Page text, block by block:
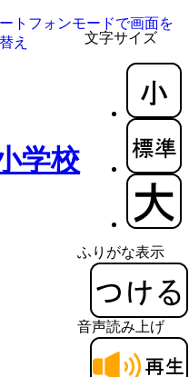
文字サイズ
ふりがな表示
音声読み上げ
トフォンモードで画面を
え
学校